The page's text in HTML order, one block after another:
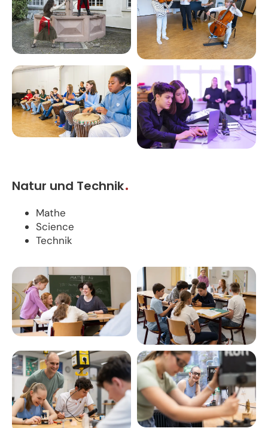
Natur und Technik
Mathe
Science
Technik